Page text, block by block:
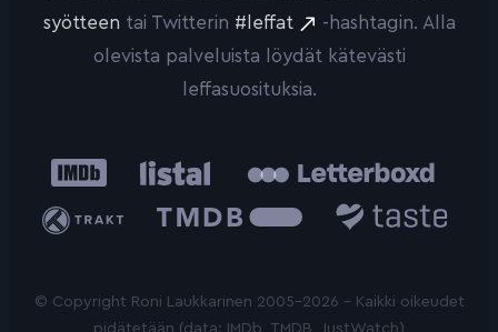
syötteen tai Twitterin #leffat
-hashtagin. Alla
olevista palveluista löydät kätevästi
leffasuosituksia.
IMDb Listal
Trakt
Database
© Copyright Roni Laukkarinen 2005-2026 - Kaikki oikeudet
pidätetään (data: IMDb, TMDB, JustWatch)